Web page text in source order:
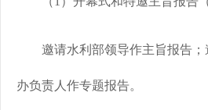
邀请水利部领导作主旨报告；
办负责人作专题报告。